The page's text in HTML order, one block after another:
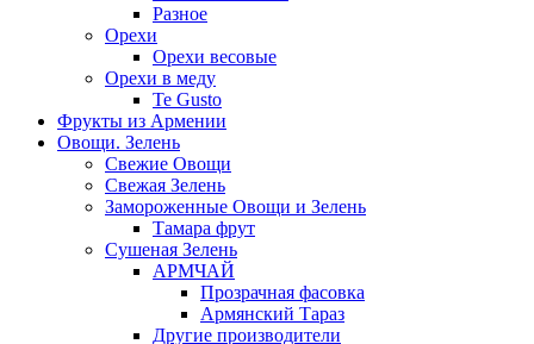
Разное
Орехи
Орехи весовые
Орехи в меду
Te Gusto
Фрукты из Армении
Овощи. Зелень
Свежие Овощи
Свежая Зелень
Замороженные Овощи и Зелень
Тамара фрут
Сушеная Зелень
АРМЧАЙ
Прозрачная фасовка
Армянский Тараз
Другие производители